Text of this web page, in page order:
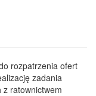
rozpatrzenia ofert
zadania
z ratownictwem